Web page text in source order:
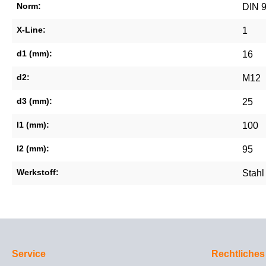
Norm: DIN
X-Line: 1
d1 (mm): 16
d2: M12
d3 (mm): 25
l1 (mm): 100
l2 (mm): 95
Werkstoff: Stahl
Service Rechtliches